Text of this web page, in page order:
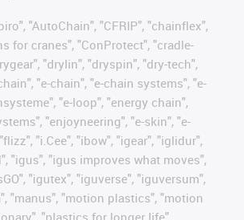
"AutoChain", "CFRIP", "chainflex",
for cranes", "ConProtect", "cradle-
"drylin", "dryspin", "dry-tech",
"e-chain", "e-chain systems", "e-
"e-loop", "energy chain",
"enjoyneering", "e-skin", "e-
"i.Cee", "ibow", "igear", "iglidur",
"igus", "igus improves what moves",
"igutex", "iguverse", "iguversum",
"manus", "motion plastics", "motion
"plastics for longer life",